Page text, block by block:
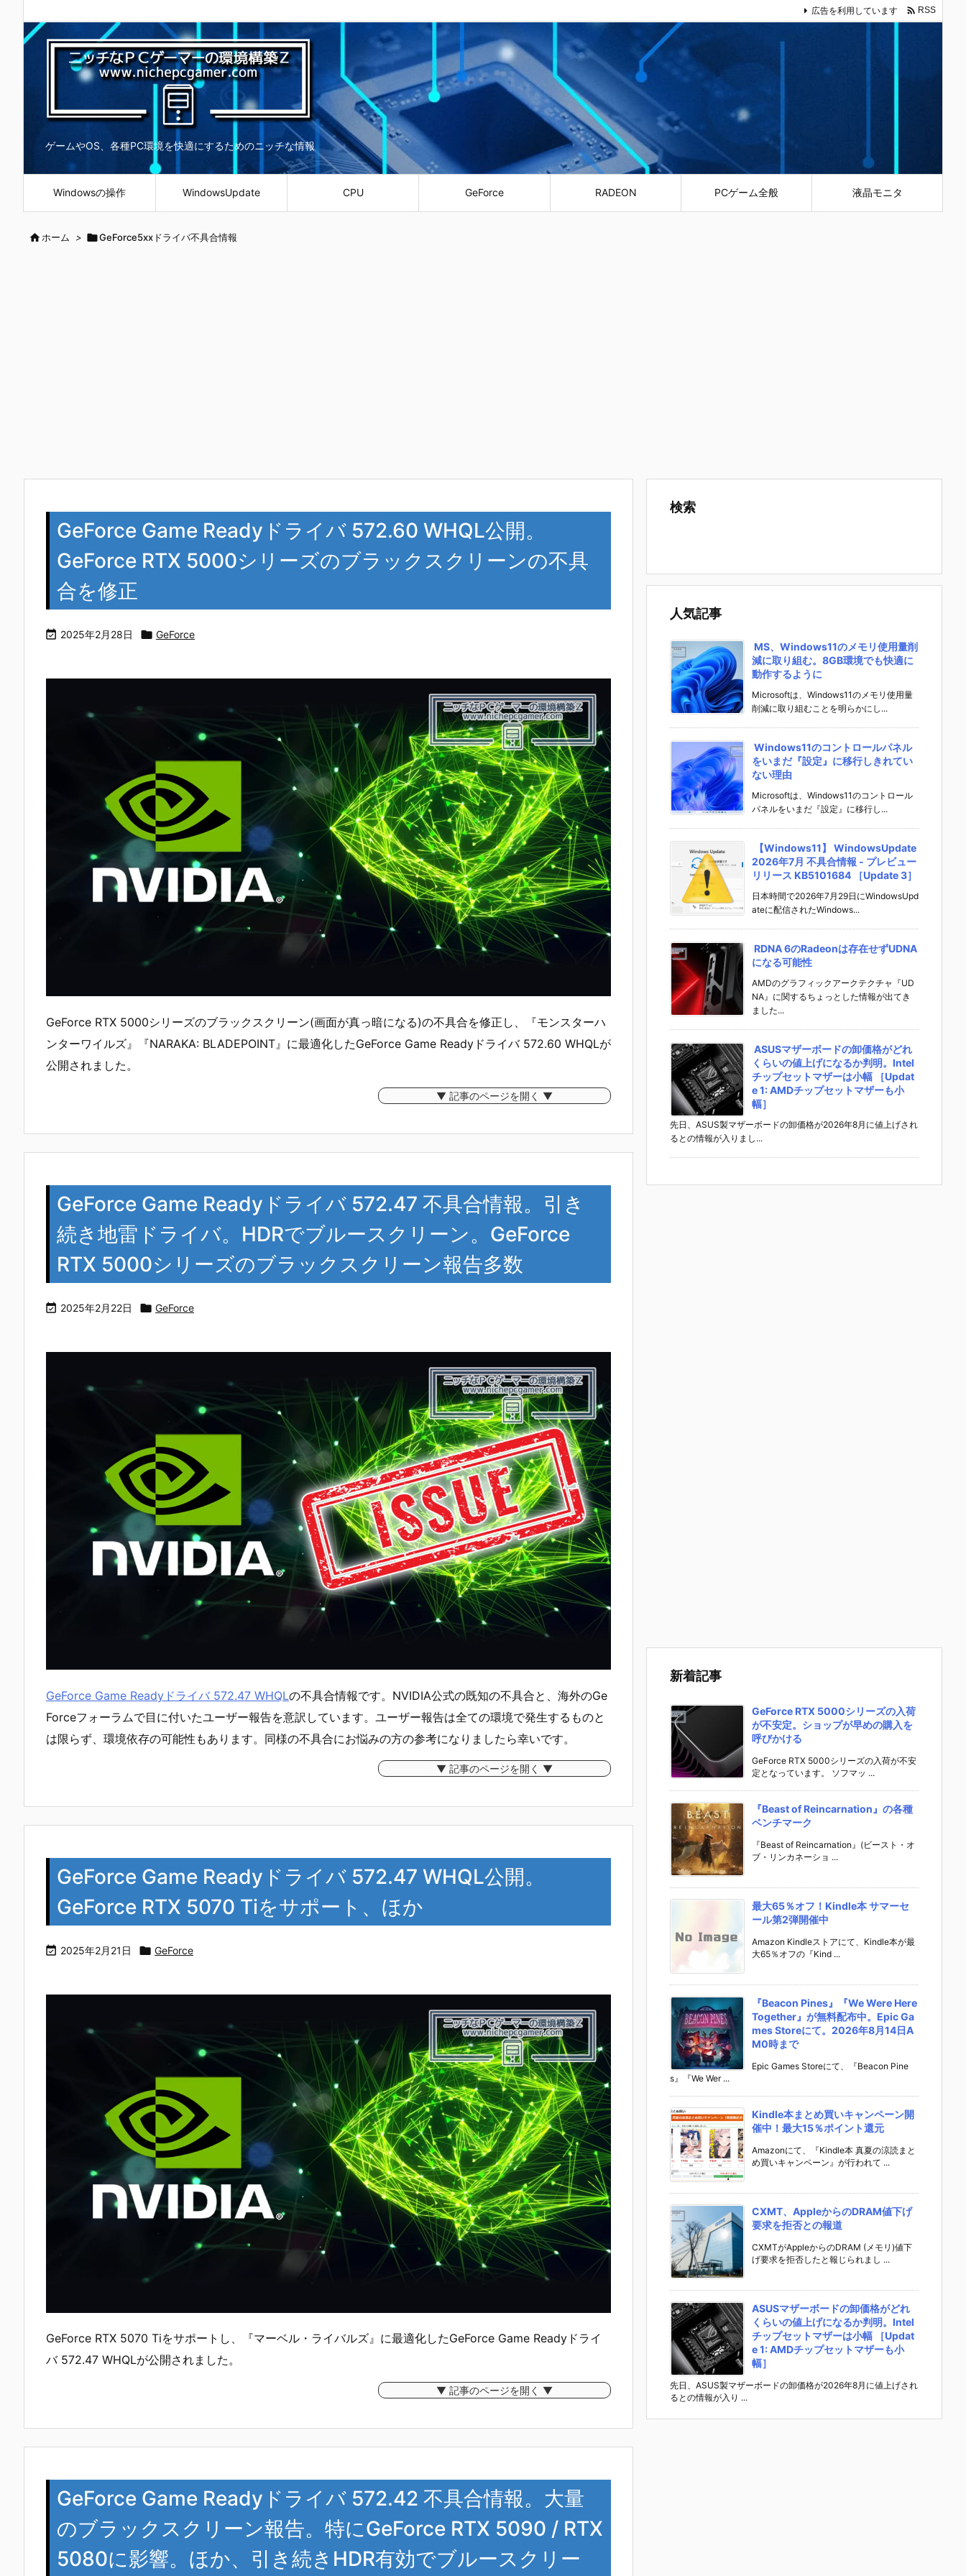
ゲームやOS、各種PC環境を快適にするためのニッチな情報
Windowsの操作 WindowsUpdate CPU GeForce RADEON PCゲーム全般 液晶モニタ
広告を利用しています  RSS
ホーム > GeForce5xxドライバ不具合情報
GeForce Game Readyドライバ 572.60 WHQL公開。
GeForce RTX 5000シリーズのブラックスクリーンの不具
合を修正
 2025年2月28日  GeForce
GeForce RTX 5000シリーズのブラックスクリーン(画面が真っ暗になる)の不具合を修正し、『モンスターハ
ンターワイルズ』『NARAKA: BLADEPOINT』に最適化したGeForce Game Readyドライバ 572.60 WHQLが
公開されました。
▼ 記事のページを開く ▼
GeForce Game Readyドライバ 572.47 不具合情報。引き
続き地雷ドライバ。HDRでブルースクリーン。GeForce
RTX 5000シリーズのブラックスクリーン報告多数
 2025年2月22日  GeForce
GeForce Game Readyドライバ 572.47 WHQLの不具合情報です。NVIDIA公式の既知の不具合と、海外のGe
Forceフォーラムで目に付いたユーザー報告を意訳しています。ユーザー報告は全ての環境で発生するものと
は限らず、環境依存の可能性もあります。同様の不具合にお悩みの方の参考になりましたら幸いです。
▼ 記事のページを開く ▼
GeForce Game Readyドライバ 572.47 WHQL公開。
GeForce RTX 5070 Tiをサポート、ほか
 2025年2月21日  GeForce
GeForce RTX 5070 Tiをサポートし、『マーベル・ライバルズ』に最適化したGeForce Game Readyドライ
バ 572.47 WHQLが公開されました。
▼ 記事のページを開く ▼
GeForce Game Readyドライバ 572.42 不具合情報。大量
のブラックスクリーン報告。特にGeForce RTX 5090 / RTX
5080に影響。ほか、引き続きHDR有効でブルースクリー
検索
人気記事
MS、Windows11のメモリ使用量削
減に取り組む。8GB環境でも快適に
動作するように
Microsoftは、Windows11のメモリ使用量
削減に取り組むことを明らかにし...
Windows11のコントロールパネル
をいまだ『設定』に移行しきれてい
ない理由
Microsoftは、Windows11のコントロール
パネルをいまだ『設定』に移行し...
【Windows11】 WindowsUpdate
2026年7月 不具合情報 - プレビュー
リリース KB5101684 ［Update 3］
日本時間で2026年7月29日にWindowsUpd
ateに配信されたWindows...
RDNA 6のRadeonは存在せずUDNA
になる可能性
AMDのグラフィックアークテクチャ『UD
NA』に関するちょっとした情報が出てき
ました...
ASUSマザーボードの卸価格がどれ
くらいの値上げになるか判明。Intel
チップセットマザーは小幅 ［Updat
e 1: AMDチップセットマザーも小
幅］
先日、ASUS製マザーボードの卸価格が2026年8月に値上げされ
るとの情報が入りまし...
新着記事
GeForce RTX 5000シリーズの入荷
が不安定。ショップが早めの購入を
呼びかける
GeForce RTX 5000シリーズの入荷が不安
定となっています。 ソフマッ ...
『Beast of Reincarnation』の各種
ベンチマーク
『Beast of Reincarnation』(ビースト・オ
ブ・リンカネーショ ...
最大65％オフ！Kindle本 サマーセ
ール第2弾開催中
Amazon Kindleストアにて、Kindle本が最
大65％オフの『Kind ...
『Beacon Pines』『We Were Here
Together』が無料配布中。Epic Ga
mes Storeにて。2026年8月14日A
M0時まで
Epic Games Storeにて、『Beacon Pine
s』『We Wer ...
Kindle本まとめ買いキャンペーン開
催中！最大15％ポイント還元
Amazonにて、『Kindle本 真夏の涼読まと
め買いキャンペーン』が行われて ...
CXMT、AppleからのDRAM値下げ
要求を拒否との報道
CXMTがAppleからのDRAM (メモリ)値下
げ要求を拒否したと報じられまし ...
ASUSマザーボードの卸価格がどれ
くらいの値上げになるか判明。Intel
チップセットマザーは小幅 ［Updat
e 1: AMDチップセットマザーも小
幅］
先日、ASUS製マザーボードの卸価格が2026年8月に値上げされ
るとの情報が入り ...